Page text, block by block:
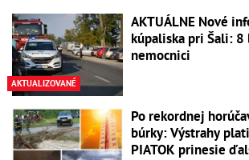
AKTUALIZOVANÉ
AKTUÁLNE Nové
kúpaliska pri Šali:
nemocnici
Po rekordnej
búrky: Výstrahy
PIATOK prinesie